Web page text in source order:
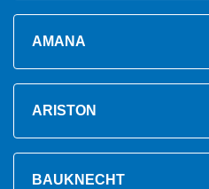
AMANA
ARISTON
BAUKNECHT